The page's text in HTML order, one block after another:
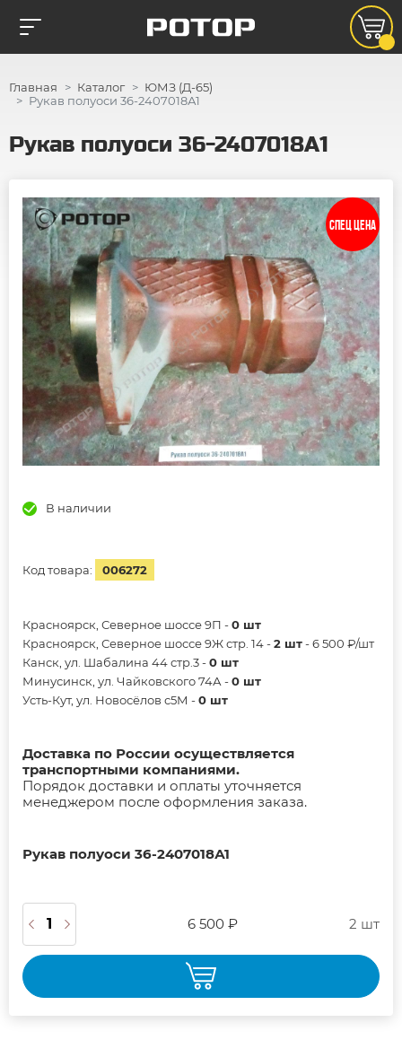
Главная Каталог
ЮМЗ (Д-65)
Рукав полуоси 36-2407018А1
Рукав полуоси 36-2407018А1
СПЕЦ ЦЕНА
В наличии
Код товара: 006272
Красноярск, Северное шоссе 9П -0 шт
Красноярск, Северное шоссе 9Ж стр. 14 -2 шт- 6 500 ₽/шт
Канск, ул. Шабалина 44 стр.3 -0 шт
Минусинск, ул. Чайковского 74А -0 шт
Усть-Кут, ул. Новосёлов с5М -0 шт
Доставка по России осуществляется
транспортными компаниями.
Порядок доставки и оплаты уточняется
менеджером после оформления заказа.
Рукав полуоси 36-2407018А1
6 500 ₽ 2 шт